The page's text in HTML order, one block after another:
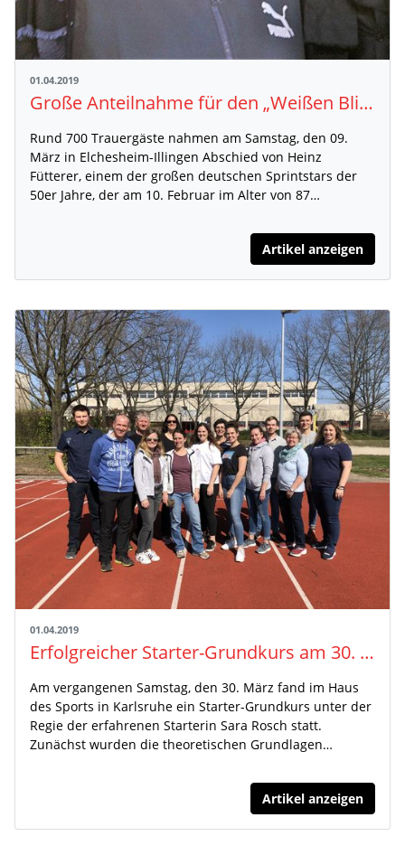
01.04.2019
Große Anteilnahme für den „Weißen Blitz“ Heinz Fütterer
Rund 700 Trauergäste nahmen am Samstag, den 09.
März in Elchesheim-Illingen Abschied von Heinz
Fütterer, einem der großen deutschen Sprintstars der
50er Jahre, der am 10. Februar im Alter von 87…
Artikel anzeigen
01.04.2019
Erfolgreicher Starter-Grundkurs am 30. März 2019 in Karlsruhe
Am vergangenen Samstag, den 30. März fand im Haus
des Sports in Karlsruhe ein Starter-Grundkurs unter der
Regie der erfahrenen Starterin Sara Rosch statt.
Zunächst wurden die theoretischen Grundlagen…
Artikel anzeigen